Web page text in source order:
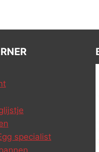
specialist